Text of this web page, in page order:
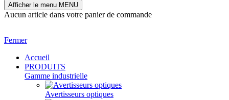
Afficher le menu MENU
Aucun article dans votre panier de commande
Fermer
Accueil
PRODUITS
Gamme industrielle
Avertisseurs optiques